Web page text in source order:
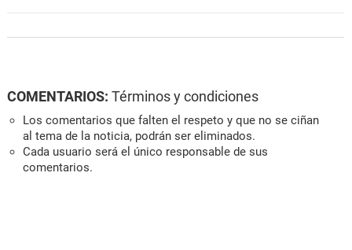
COMENTARIOS: Términos y condiciones
Los comentarios que falten el respeto y que no se ciñan
al tema de la noticia, podrán ser eliminados.
Cada usuario será el único responsable de sus
comentarios.